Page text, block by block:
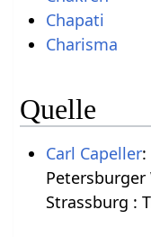
Chapati
Charisma
Quelle
Carl Capeller:
Strassburg :